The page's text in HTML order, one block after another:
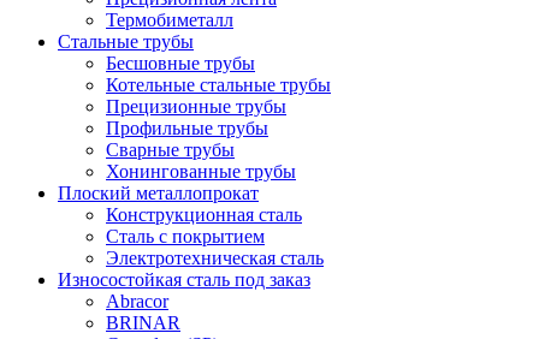
Термобиметалл
Стальные трубы
Бесшовные трубы
Котельные стальные трубы
Прецизионные трубы
Профильные трубы
Сварные трубы
Хонингованные трубы
Плоский металлопрокат
Конструкционная сталь
Сталь с покрытием
Электротехническая сталь
Износостойкая сталь под заказ
Abracor
BRINAR